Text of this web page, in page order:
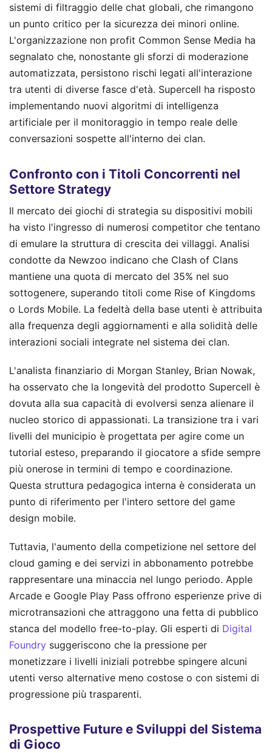
sistemi di filtraggio delle chat globali, che rimangono
un punto critico per la sicurezza dei minori online.
L'organizzazione non profit Common Sense Media ha
segnalato che, nonostante gli sforzi di moderazione
automatizzata, persistono rischi legati all'interazione
tra utenti di diverse fasce d'età. Supercell ha risposto
implementando nuovi algoritmi di intelligenza
artificiale per il monitoraggio in tempo reale delle
conversazioni sospette all'interno dei clan.
Confronto con i Titoli Concorrenti nel
Settore Strategy
Il mercato dei giochi di strategia su dispositivi mobili
ha visto l'ingresso di numerosi competitor che tentano
di emulare la struttura di crescita dei villaggi. Analisi
condotte da Newzoo indicano che Clash of Clans
mantiene una quota di mercato del 35% nel suo
sottogenere, superando titoli come Rise of Kingdoms
o Lords Mobile. La fedeltà della base utenti è attribuita
alla frequenza degli aggiornamenti e alla solidità delle
interazioni sociali integrate nel sistema dei clan.
L'analista finanziario di Morgan Stanley, Brian Nowak,
ha osservato che la longevità del prodotto Supercell è
dovuta alla sua capacità di evolversi senza alienare il
nucleo storico di appassionati. La transizione tra i vari
livelli del municipio è progettata per agire come un
tutorial esteso, preparando il giocatore a sfide sempre
più onerose in termini di tempo e coordinazione.
Questa struttura pedagogica interna è considerata un
punto di riferimento per l'intero settore del game
design mobile.
Tuttavia, l'aumento della competizione nel settore del
cloud gaming e dei servizi in abbonamento potrebbe
rappresentare una minaccia nel lungo periodo. Apple
Arcade e Google Play Pass offrono esperienze prive di
microtransazioni che attraggono una fetta di pubblico
stanca del modello free-to-play. Gli esperti di Digital
Foundry suggeriscono che la pressione per
monetizzare i livelli iniziali potrebbe spingere alcuni
utenti verso alternative meno costose o con sistemi di
progressione più trasparenti.
Prospettive Future e Sviluppi del Sistema
di Gioco